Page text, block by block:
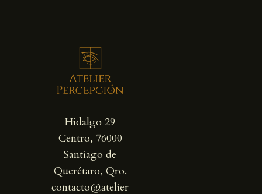
CONTACTO
Hidalgo 29
Centro, 76000
Santiago de
Querétaro, Qro.
contacto@atelier